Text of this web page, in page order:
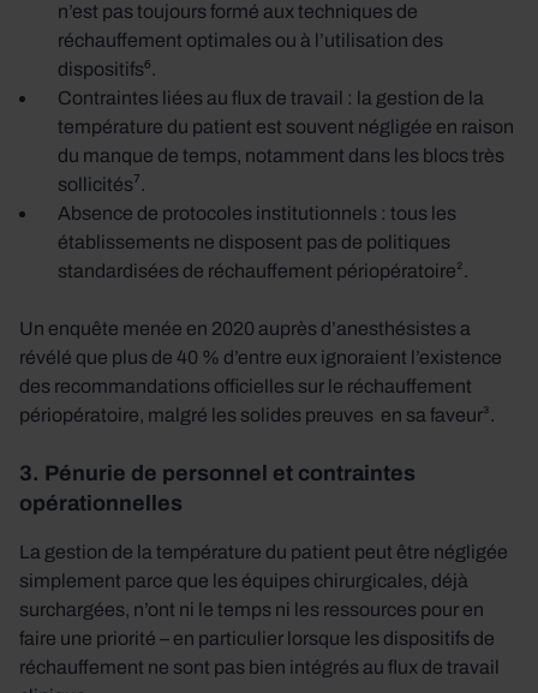
n’est pas toujours formé aux techniques de
réchauffement optimales ou à l’utilisation des
dispositifs⁶.
Contraintes liées au flux de travail : la gestion de la
température du patient est souvent négligée en raison
du manque de temps, notamment dans les blocs très
sollicités⁷.
Absence de protocoles institutionnels : tous les
établissements ne disposent pas de politiques
standardisées de réchauffement périopératoire².
Un enquête menée en 2020 auprès d’anesthésistes a
révélé que plus de 40 % d’entre eux ignoraient l’existence
des recommandations officielles sur le réchauffement
périopératoire, malgré les solides preuves en sa faveur³.
3. Pénurie de personnel et contraintes
opérationnelles
La gestion de la température du patient peut être négligée
simplement parce que les équipes chirurgicales, déjà
surchargées, n’ont ni le temps ni les ressources pour en
faire une priorité – en particulier lorsque les dispositifs de
réchauffement ne sont pas bien intégrés au flux de travail